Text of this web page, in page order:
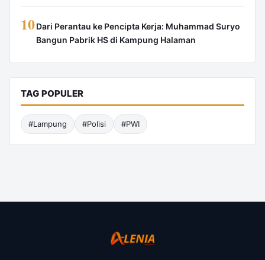
10Dari Perantau ke Pencipta Kerja: Muhammad Suryo
Bangun Pabrik HS di Kampung Halaman
TAG POPULER
#Lampung #Polisi #PWI